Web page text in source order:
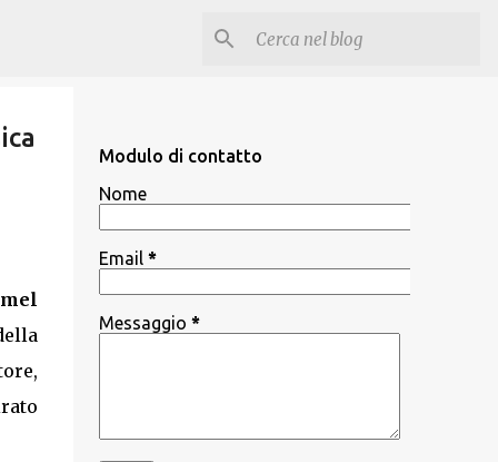
Modulo di contatto
Nome
Email *
Messaggio *